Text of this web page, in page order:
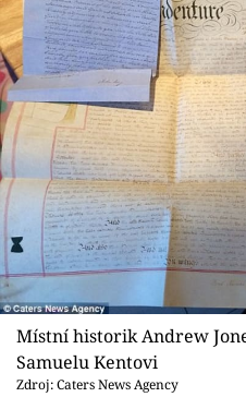
Místní historik Andrew
Samuelu Kentovi
Zdroj: Caters News Agency